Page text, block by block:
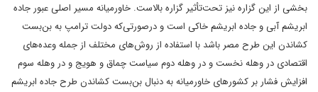
بخشی از این گزاره نیز تحت‌تأثیر گزاره بالاست. خاورمیانه مسیر اصلی عبور جاده
ابریشم آبی و جاده ابریشم خاکی است و درصورتی‌که دولت ترامپ به بن‌بست
کشاندن این طرح مصر باشد با استفاده از روش‌های مختلف از جمله وعده‌های
اقتصادی در وهله نخست و در وهله دوم سیاست چماق و هویج و در وهله سوم
افزایش فشار بر کشورهای خاورمیانه به دنبال بن‌بست کشاندن طرح جاده ابریشم